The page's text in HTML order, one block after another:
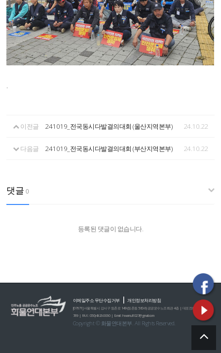
.
이전글 241019_전국동시다발결의대회 (울산지역본부) 24.10.22
다음글 241019_전국동시다발결의대회 (부산지역본부) 24.10.22
댓글 0
등록된 댓글이 없습니다.
이메일주소 무단수집거부|개인정보처리방침
[07671] 서울특별시 강서구 등촌로 149 (등촌동 560-6) 공공운수노조회관 4층 | 대표전화 : 02)2635-0
789 | FAX : 050)4926-0060 | E-mail : hwamul1027@gmail.com
Copyright © 화물연대본부. All Rights Reserved.